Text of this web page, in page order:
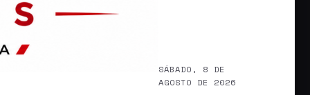
SÁBADO, 8 DE
AGOSTO DE 2026